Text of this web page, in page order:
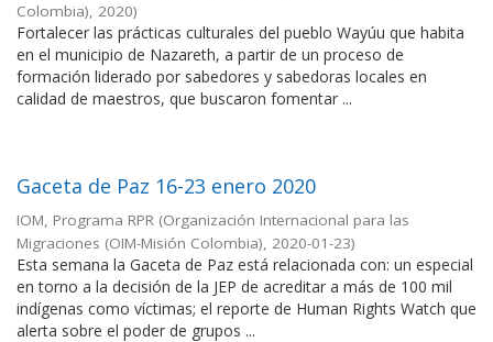
Colombia), 2020)
Fortalecer las prácticas culturales del pueblo Wayúu que habita
en el municipio de Nazareth, a partir de un proceso de
formación liderado por sabedores y sabedoras locales en
calidad de maestros, que buscaron fomentar ...
Gaceta de Paz 16-23 enero 2020
IOM, Programa RPR (Organización Internacional para las
Migraciones (OIM-Misión Colombia), 2020-01-23)
Esta semana la Gaceta de Paz está relacionada con: un especial
en torno a la decisión de la JEP de acreditar a más de 100 mil
indígenas como víctimas; el reporte de Human Rights Watch que
alerta sobre el poder de grupos ...